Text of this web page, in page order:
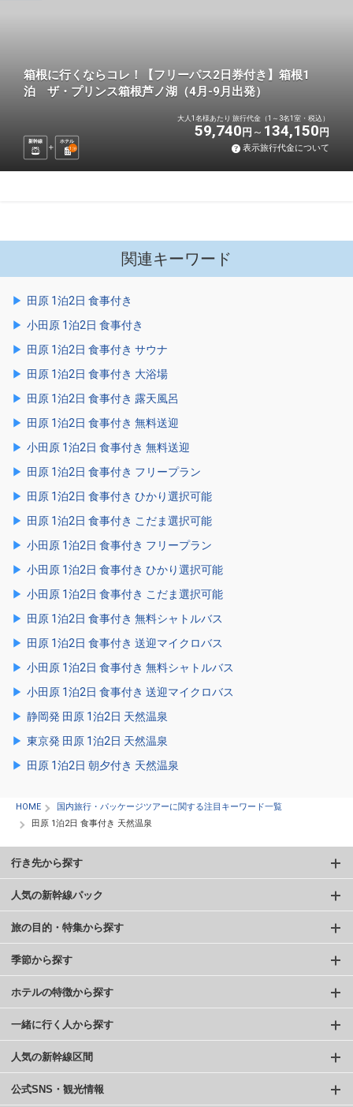
箱根に行くならコレ！【フリーパス2日券付き】箱根1
泊 ザ・プリンス箱根芦ノ湖（4月-9月出発）
新幹線
ホテル
1 泊
大人1名様あたり 旅行代金（1～3名1室・税込）
59,740 円 134,150 円
表示旅行代金について
関連キーワード
田原 1泊2日 食事付き
小田原 1泊2日 食事付き
田原 1泊2日 食事付き サウナ
田原 1泊2日 食事付き 大浴場
田原 1泊2日 食事付き 露天風呂
田原 1泊2日 食事付き 無料送迎
小田原 1泊2日 食事付き 無料送迎
田原 1泊2日 食事付き フリープラン
田原 1泊2日 食事付き ひかり選択可能
田原 1泊2日 食事付き こだま選択可能
小田原 1泊2日 食事付き フリープラン
小田原 1泊2日 食事付き ひかり選択可能
小田原 1泊2日 食事付き こだま選択可能
田原 1泊2日 食事付き 無料シャトルバス
田原 1泊2日 食事付き 送迎マイクロバス
小田原 1泊2日 食事付き 無料シャトルバス
小田原 1泊2日 食事付き 送迎マイクロバス
静岡発 田原 1泊2日 天然温泉
東京発 田原 1泊2日 天然温泉
田原 1泊2日 朝夕付き 天然温泉
HOME
国内旅行・パッケージツアーに関する注目キーワード一覧
田原 1泊2日 食事付き 天然温泉
行き先から探す
人気の新幹線パック
旅の目的・特集から探す
季節から探す
ホテルの特徴から探す
一緒に行く人から探す
人気の新幹線区間
公式SNS・観光情報